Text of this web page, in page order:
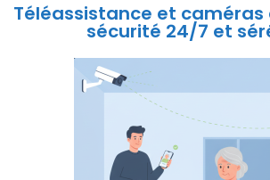
Téléassistance et caméras
sécurité 24/7 et